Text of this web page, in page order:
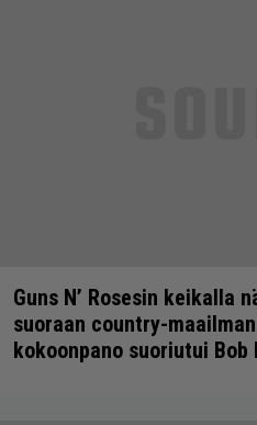
Guns N’ Rosesin keikalla
suoraan country-
kokoonpano suoriutui